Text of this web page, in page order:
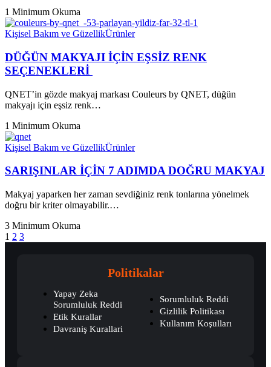
1 Minimum Okuma
Kişisel Bakım ve GüzellikÜrünler
DÜĞÜN MAKYAJI İÇİN EŞSİZ RENK
SEÇENEKLERİ
QNET’in gözde makyaj markası Couleurs by QNET, düğün
makyajı için eşsiz renk…
1 Minimum Okuma
Kişisel Bakım ve GüzellikÜrünler
SARIŞINLAR İÇİN 7 ADIMDA DOĞRU MAKYAJ
Makyaj yaparken her zaman sevdiğiniz renk tonlarına yönelmek
doğru bir kriter olmayabilir.…
3 Minimum Okuma
1 2 3
Politikalar
Yapay Zeka
Sorumluluk Reddi
Etik Kurallar
Davraniş Kurallari
Sorumluluk Reddi
Gizlilik Politikası
Kullanım Koşulları